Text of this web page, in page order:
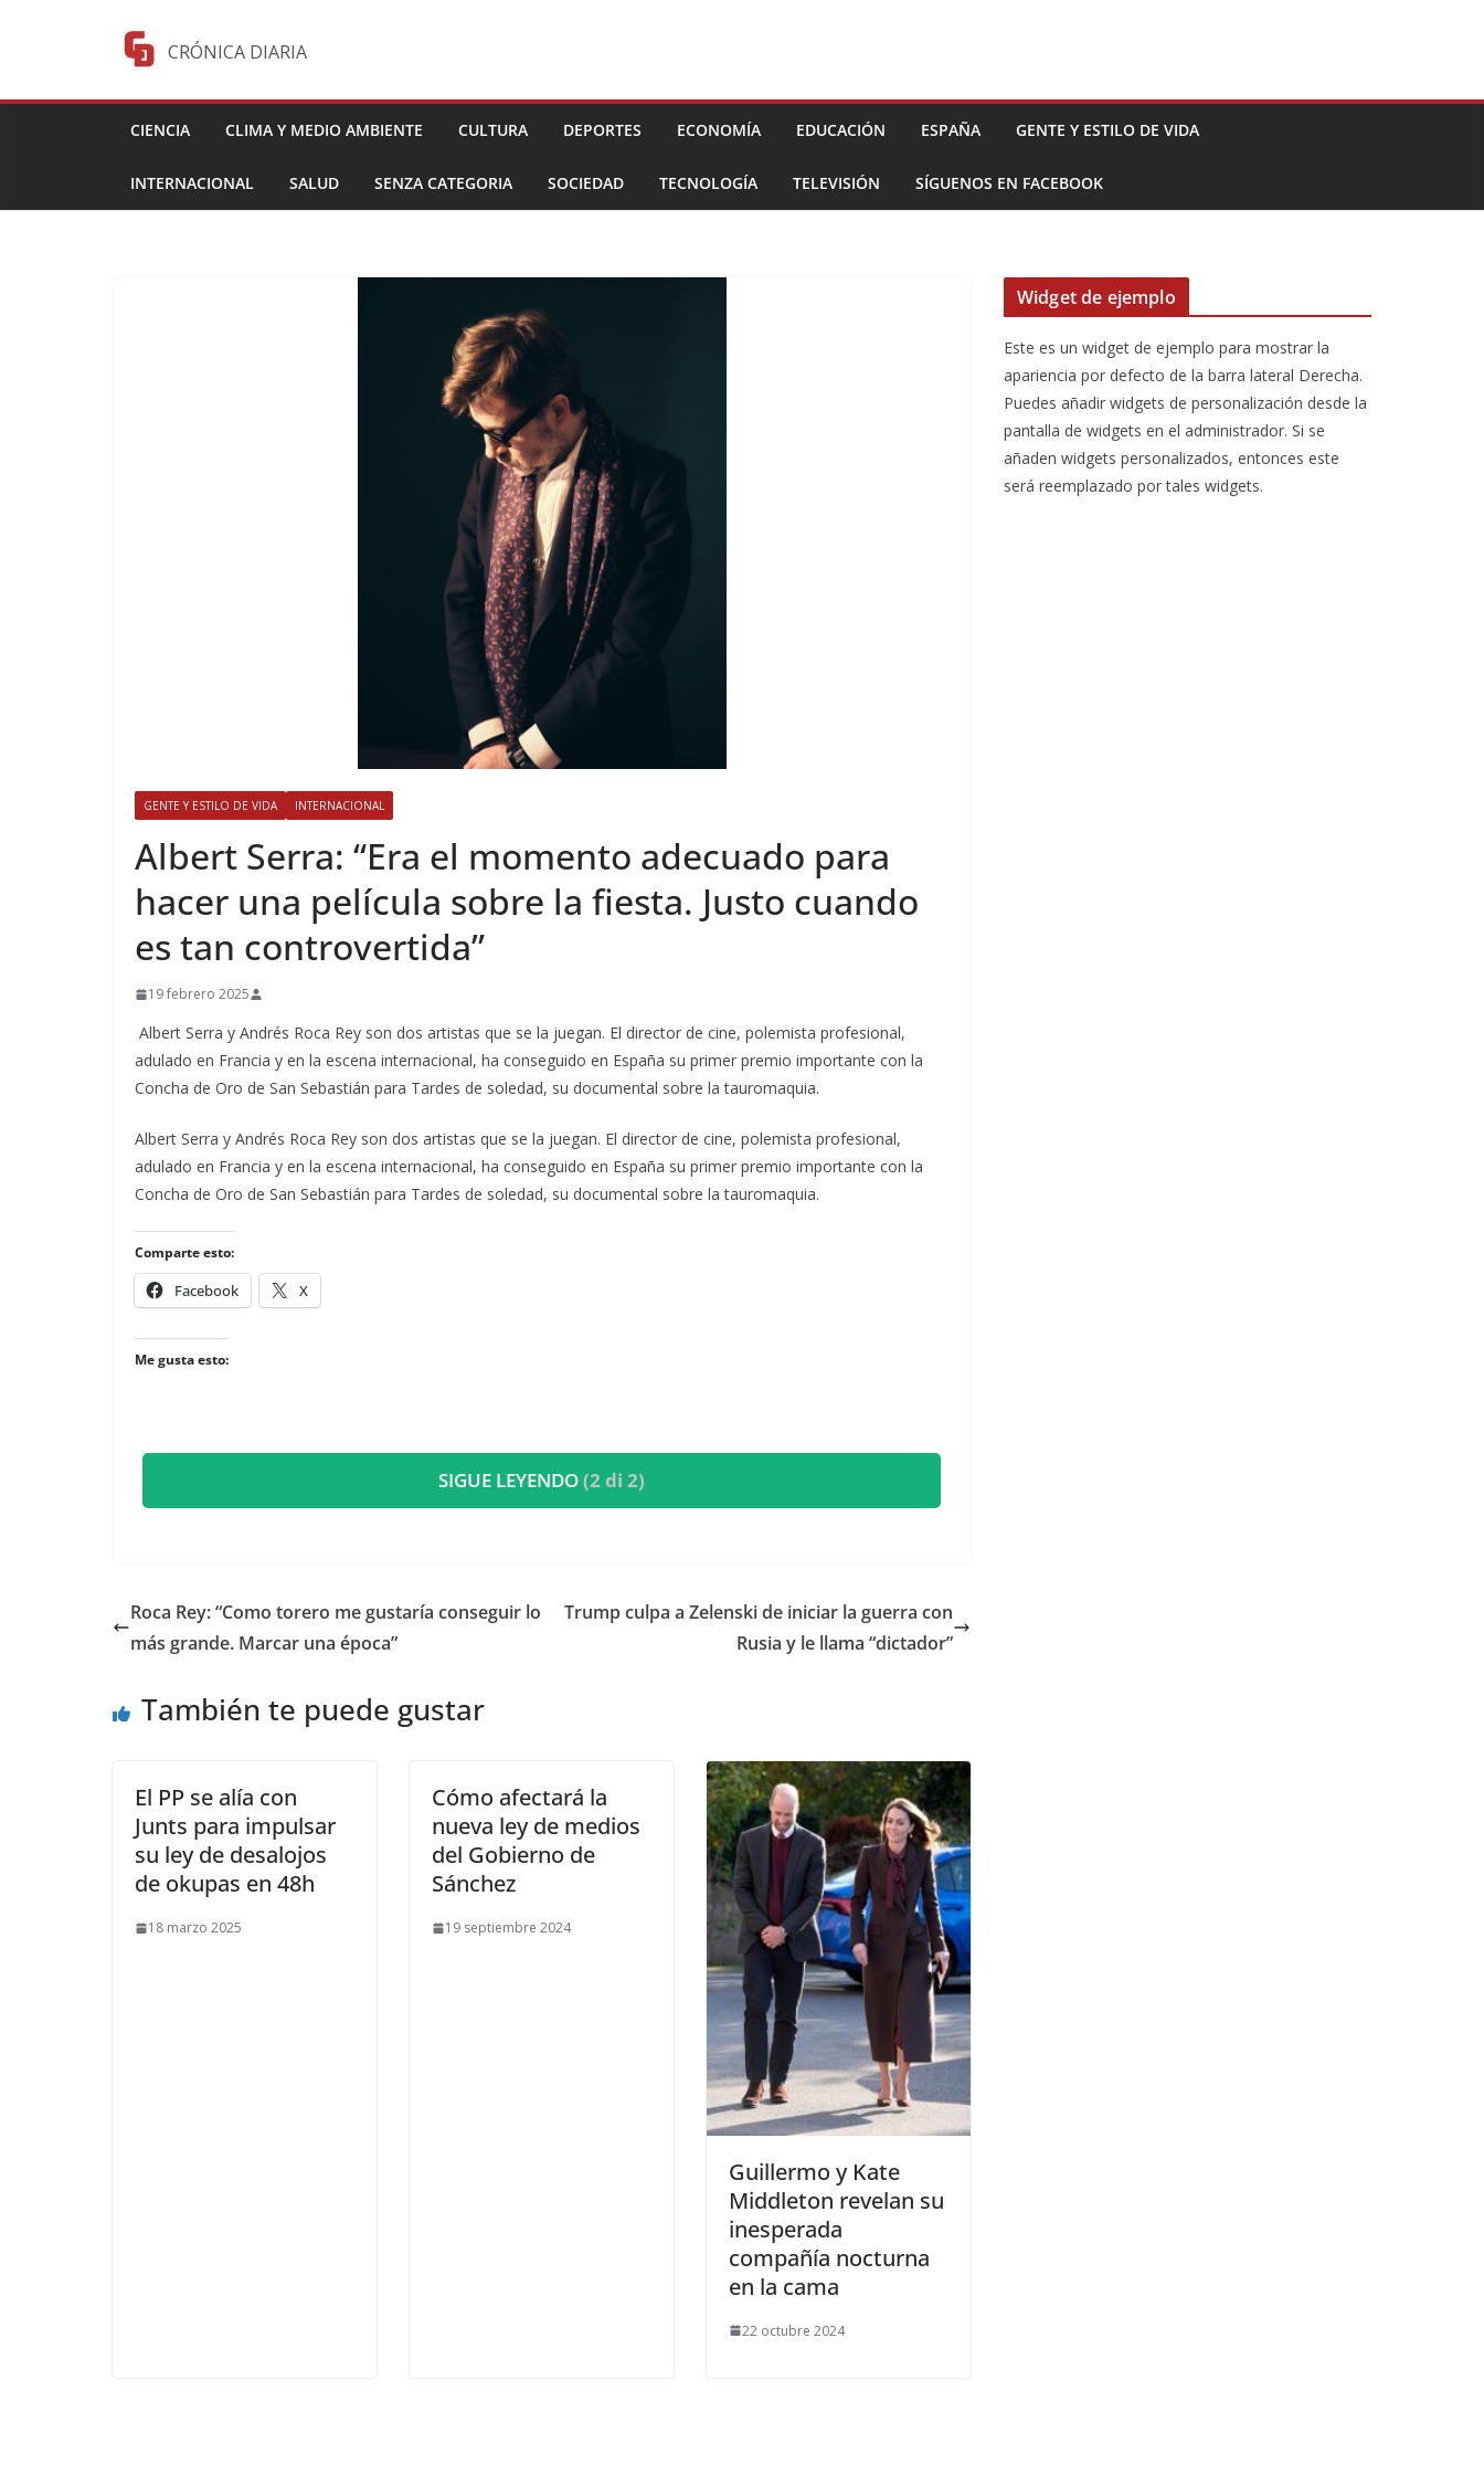
CRÓNICA DIARIA
CIENCIA CLIMA Y MEDIO AMBIENTE CULTURA DEPORTES ECONOMÍA EDUCACIÓN ESPAÑA GENTE Y ESTILO DE VIDA
INTERNACIONAL SALUD SENZA CATEGORIA SOCIEDAD TECNOLOGÍA TELEVISIÓN SÍGUENOS EN FACEBOOK
GENTE Y ESTILO DE VIDA INTERNACIONAL
​Albert Serra: “Era el momento adecuado para
hacer una película sobre la fiesta. Justo cuando
es tan controvertida”
19 febrero 2025
Albert Serra y Andrés Roca Rey son dos artistas que se la juegan. El director de cine, polemista profesional,
adulado en Francia y en la escena internacional, ha conseguido en España su primer premio importante con la
Concha de Oro de San Sebastián para Tardes de soledad, su documental sobre la tauromaquia.
​Albert Serra y Andrés Roca Rey son dos artistas que se la juegan. El director de cine, polemista profesional,
adulado en Francia y en la escena internacional, ha conseguido en España su primer premio importante con la
Concha de Oro de San Sebastián para Tardes de soledad, su documental sobre la tauromaquia.
Comparte esto:
Facebook X
Me gusta esto:
SIGUE LEYENDO(2 di 2)
​Roca Rey: “Como torero me gustaría conseguir lo
más grande. Marcar una época”
Trump culpa a Zelenski de iniciar la guerra con
Rusia y le llama “dictador”
También te puede gustar
El PP se alía con
Junts para impulsar
su ley de desalojos
de okupas en 48h
18 marzo 2025
Cómo afectará la
nueva ley de medios
del Gobierno de
Sánchez
19 septiembre 2024
​Guillermo y Kate
Middleton revelan su
inesperada
compañía nocturna
en la cama
22 octubre 2024
Widget de ejemplo
Este es un widget de ejemplo para mostrar la
apariencia por defecto de la barra lateral Derecha.
Puedes añadir widgets de personalización desde la
pantalla de widgets en el administrador. Si se
añaden widgets personalizados, entonces este
será reemplazado por tales widgets.